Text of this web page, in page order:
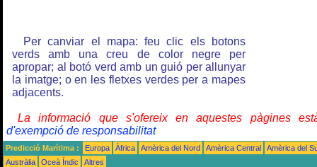
Per canviar el mapa: feu clic els botons
verds amb una creu de color negre per
apropar; al botó verd amb un guió per allunyar
la imatge; o en les fletxes verdes per a mapes
adjacents.
La informació que s'ofereix en aquestes pàgines
d'exempció de responsabilitat
Predicció Marítima : Europa Àfrica Amèrica del Nord Amèrica Central
Amèrica del
Austràlia
Oceà Índic
Altres